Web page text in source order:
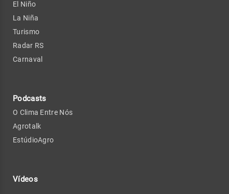
El Niño
La Niña
Turismo
Radar RS
Carnaval
Podcasts
O Clima Entre Nós
Agrotalk
EstúdioAgro
Vídeos